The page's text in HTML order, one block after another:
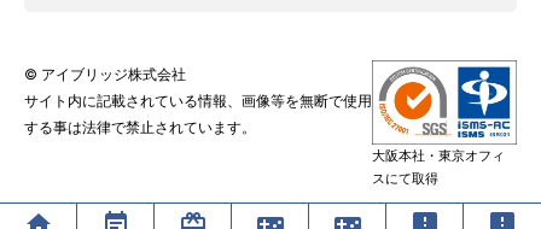
© アイブリッジ株式会社
サイト内に記載されている情報、画像等を無断で使用
する事は法律で禁止されています。
大阪本社・東京オフィ
スにて取得